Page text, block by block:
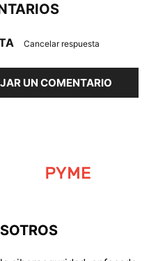
Cancelar respuesta
UN COMENTARIO